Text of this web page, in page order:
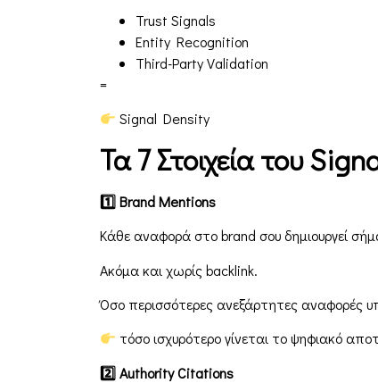
Trust Signals
Entity Recognition
Third-Party Validation
=
Signal Density
Τα 7 Στοιχεία του
1BrandMentions
Κάθε αναφορά στο brand σου δημιουργεί
Ακόμα και χωρίς backlink.
Όσο περισσότερες ανεξάρτητες αναφορές
τόσο ισχυρότερο γίνεται το ψηφιακό
2AuthorityCitations